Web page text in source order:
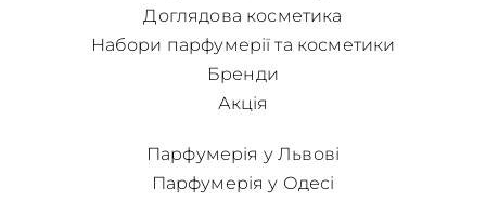
Доглядова косметика
Набори парфумерії та косметики
Бренди
Акція
Парфумерія у Львові
Парфумерія у Одесі